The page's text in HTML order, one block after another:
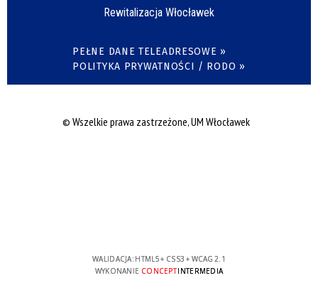
Rewitalizacja Włocławek
PEŁNE DANE TELEADRESOWE »
POLITYKA PRYWATNOŚCI / RODO »
© Wszelkie prawa zastrzeżone, UM Włocławek
WALIDACJA: HTML5+ CSS3 + WCAG 2.1
WYKONANIE CONCEPTINTERMEDIA